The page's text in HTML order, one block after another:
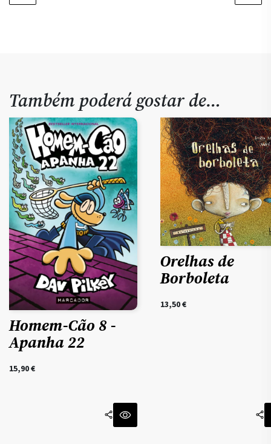
Também poderá gostar de…
Homem-Cão 8 -
Apanha 22
15,90€
Orelhas de
Borboleta
13,50€